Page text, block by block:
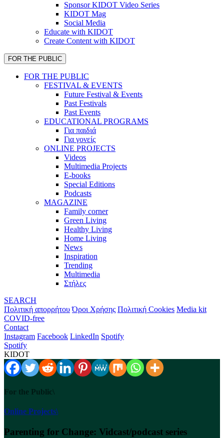
Sponsor KIDOT Video Series
KIDOT Mag
Social Media
Educate with KIDOT
Create Content with KIDOT
FOR THE PUBLIC
FOR THE PUBLIC
FESTIVAL & EVENTS
Future Festival & Events
Past Festivals
Past Events
EDUCATIONAL PROGRAMS
Για παιδιά
Για γονείς
ONLINE PROJECTS
Videos
Multimedia Projects
E-books
Special Editions
Podcasts
MAGAZINE
Family corner
Green Living
Healthy Living
Home Living
News
Inspiration
Trending
Multimedia
Στήλες
SEARCH
Πολιτική απορρήτου Όροι Χρήσης Πολιτική Cookies Media kit
COVID-free
Contact
Instagram Facebook LinkedIn Spotify
Spotify
KIDOT
For the Public\
Online Projects\
Parenting for Change: Vidcast/podcast series